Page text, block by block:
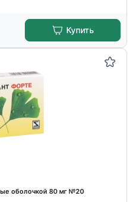
Купить
оболочкой 80 мг №20